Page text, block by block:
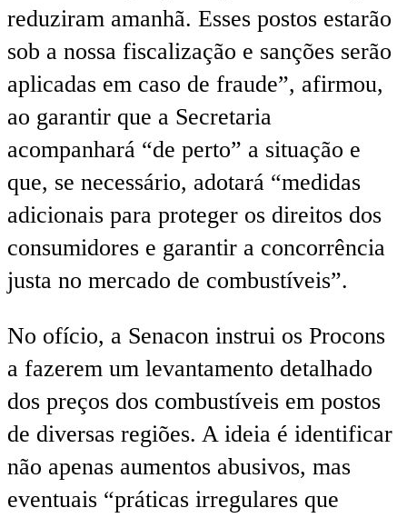
reduziram amanhã. Esses postos estarão
sob a nossa fiscalização e sanções serão
aplicadas em caso de fraude”, afirmou,
ao garantir que a Secretaria
acompanhará “de perto” a situação e
que, se necessário, adotará “medidas
adicionais para proteger os direitos dos
consumidores e garantir a concorrência
justa no mercado de combustíveis”.
No ofício, a Senacon instrui os Procons
a fazerem um levantamento detalhado
dos preços dos combustíveis em postos
de diversas regiões. A ideia é identificar
não apenas aumentos abusivos, mas
eventuais “práticas irregulares que